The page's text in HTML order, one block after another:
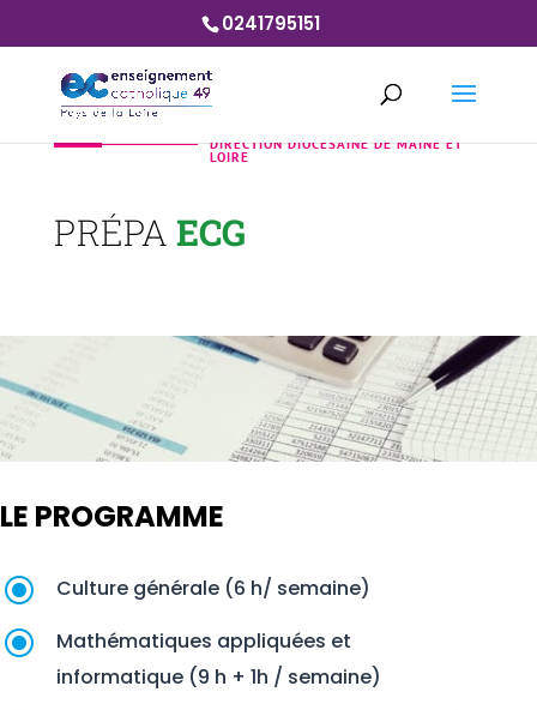
0241795151
DIRECTION DIOCÉSAINE DE MAINE ET
LOIRE
PRÉPA ECG
LE PROGRAMME
\ Culture générale (6 h/ semaine)
\
Mathématiques appliquées et
informatique (9 h + 1h / semaine)